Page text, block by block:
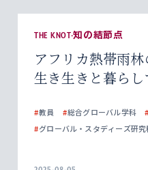
THE KNOT-知の結節点
アフリカ熱帯雨
生き生きと暮ら
#教員 #総合グローバル学科 #
#グローバル・スタディーズ研究